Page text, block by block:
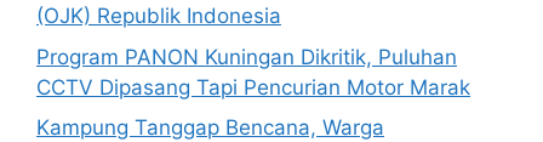
(OJK) Republik Indonesia
Program PANON Kuningan Dikritik, Puluhan
CCTV Dipasang Tapi Pencurian Motor Marak
Kampung Tanggap Bencana, Warga